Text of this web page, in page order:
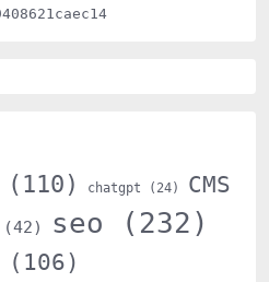
(110) chatgpt (24)
CMS
(42) seo (232)
(106)